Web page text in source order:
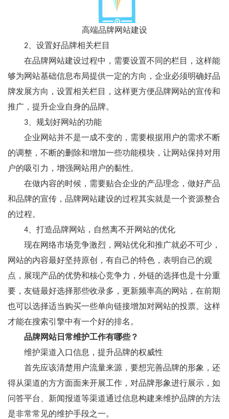
高端品牌网站建设
2、设置好品牌相关栏目
在品牌网站建设过程中，需要设置不同的栏目，这样能
够为网站基础信息布局提供一定的方向，企业必须明确好品
牌发展方向，设置相关栏目，这样更方便品牌网站的宣传和
推广，提升企业自身的品牌。
3、规划好网站的功能
企业网站并不是一成不变的，需要根据用户的需求不断
的调整，不断的删除和增加一些功能模块，让网站保持对用
户的吸引力，增强网站用户的黏性。
在做内容的时候，需要贴合企业的产品理念，做好产品
和品牌的宣传，品牌网站建设的过程其实就是一个资源整合
的过程。
4、打造品牌网站，自然离不开网站的优化
现在网络市场竞争激烈，网站优化和推广就必不可少，
网站的内容最好坚持原创，有自己的特色，表明自己的观
点，展现产品的优势和核心竞争力，外链的选择也是十分重
要，友链最好选择那些收录多，更新频率高的网站，在前期
也可以选择适当购买一些单向链接增加对网站的投票。这样
才能在搜索引擎中有一个好的排名。
品牌网站日常维护工作有哪些？
维护渠道入口信息，提升品牌的权威性
首先应该清楚用户流量来源，要想完善品牌的形象，还
得从渠道的方方面面来开展工作，对品牌形象进行展示，如
问答平台、新闻报道等渠道通过信息构建来维护品牌的方法
是非常常见的维护手段之一。